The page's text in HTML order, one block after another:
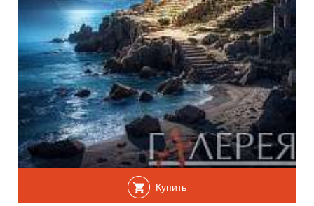
Купить